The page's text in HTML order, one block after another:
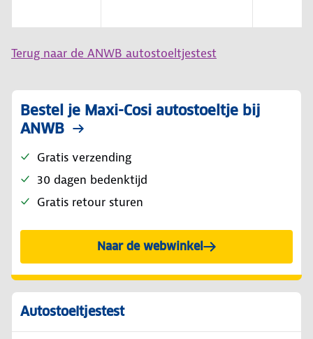
Terug naar de ANWB autostoeltjestest
Bestel je Maxi-Cosi autostoeltje bij
ANWB
Gratis verzending
30 dagen bedenktijd
Gratis retour sturen
Naar de webwinkel
Autostoeltjestest